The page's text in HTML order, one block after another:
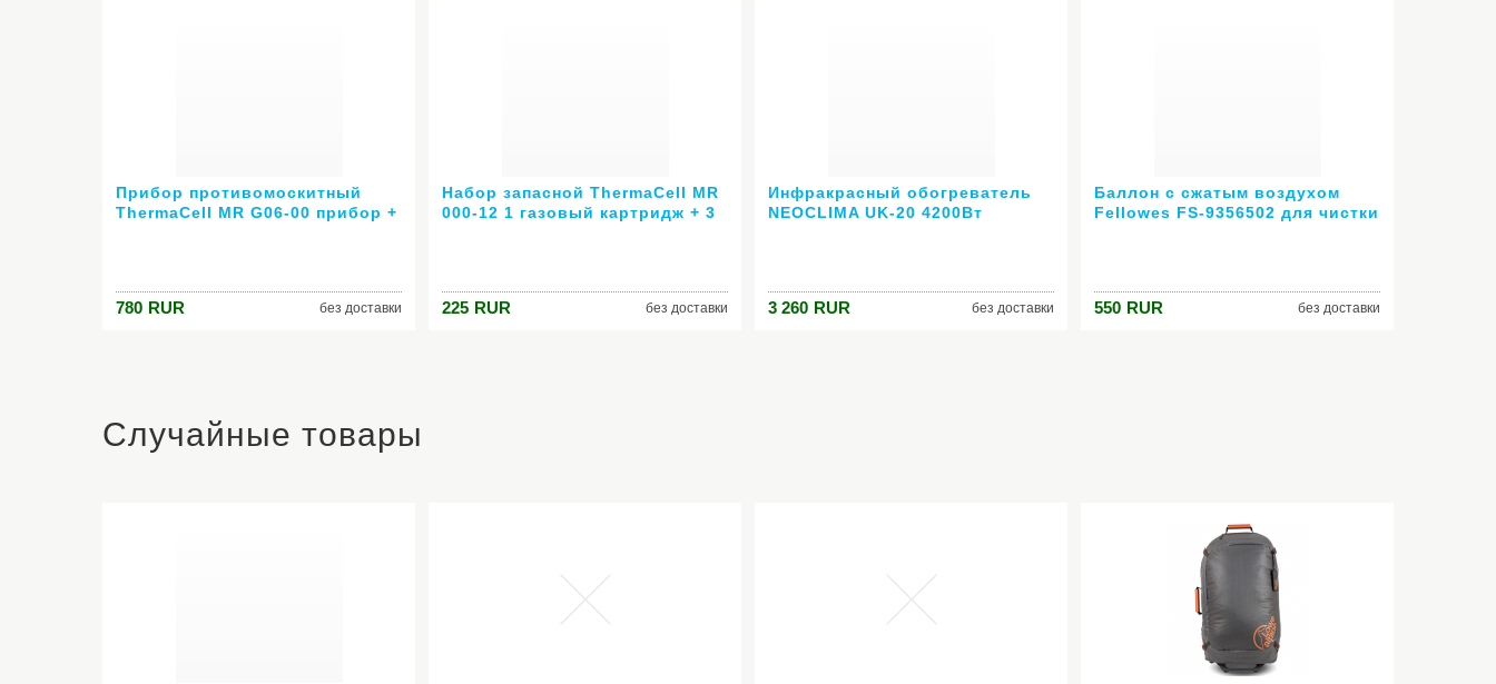
Прибор противомоскитный
ThermaCell MR G06-00 прибор +
780 RUR без доставки
Набор запасной ThermaCell MR
000-12 1 газовый картридж + 3
225 RUR без доставки
Инфракрасный обогреватель
NEOCLIMA UK-20 4200Вт
3 260 RUR без доставки
Баллон с сжатым воздухом
Fellowes FS-9356502 для чистки
550 RUR без доставки
Случайные товары